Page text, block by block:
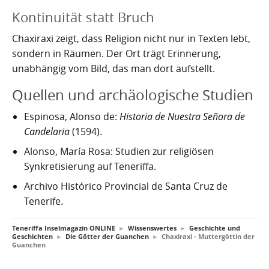
Das Observatorium
Pyramiden von Güímar
Riesenkalmare in den Gewässern um die Kanarischen
Inseln
Granadilla de Abona
Güímar
Guía de Isora
Icod de los Vinos
La Orotava
Los Realejos
Guayota - Teide, Feuer und die Logik der Angst
Magec - Sonne, Licht und Kalenderwissen
Chaxiraxi - Muttergöttin der Guanchen
Achuguayo - Mond, Zeit und heilige Schluchten
Wie Kastilien die Kanarischen Inseln unterwarf
Die Schlachten um Teneriffa
Der Widerstand
Konstanz und Teneriffa
Piratenangriffe auf Teneriffa im 16. Jahrhundert
François Le Clerc
Garachico 1706
Walbeobachtung statt Show
Ferienwohnungen legal vermieten
Finca oder Ferienhaus?
Die Cochenille-Schildlaus
Teneriffas Naturwunder
Zwischen Urlaubsparadies und Quantenwunder
Die Geologie Teneriffas
Legenden, Geheimnisse und die stille Logik Teneriffas
Kontinuität statt Bruch
Chaxiraxi zeigt, dass Religion nicht nur in Texten lebt,
sondern in Räumen. Der Ort trägt Erinnerung,
unabhängig vom Bild, das man dort aufstellt.
Quellen und archäologische Studien
Espinosa, Alonso de: Historia de Nuestra Señora de
Candelaria(1594).
Alonso, María Rosa: Studien zur religiösen
Synkretisierung auf Teneriffa.
Archivo Histórico Provincial de Santa Cruz de
Tenerife.
Teneriffa Inselmagazin ONLINE ► Wissenswertes ► Geschichte und
Geschichten ► Die Götter der Guanchen ► Chaxiraxi - Muttergöttin der
Guanchen